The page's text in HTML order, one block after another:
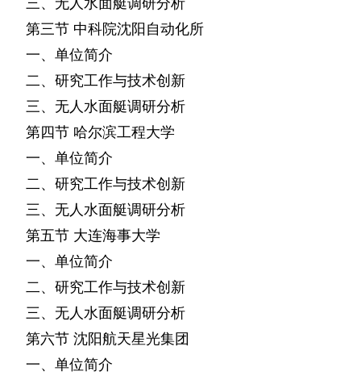
第三节 中科院沈阳自动化所
一、单位简介
二、研究工作与技术创新
三、无人水面艇调研分析
第四节 哈尔滨工程大学
一、单位简介
二、研究工作与技术创新
三、无人水面艇调研分析
第五节 大连海事大学
一、单位简介
二、研究工作与技术创新
三、无人水面艇调研分析
第六节 沈阳航天星光集团
一、单位简介